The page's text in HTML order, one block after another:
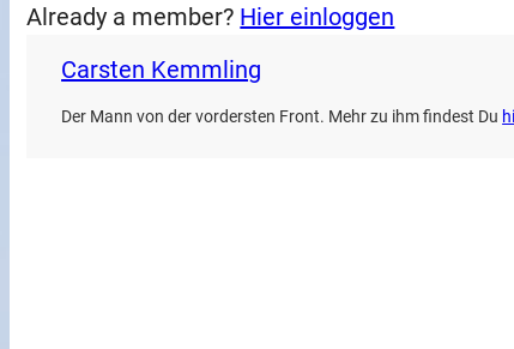
Already a member? Hier einloggen
Carsten Kemmling
Der Mann von der vordersten Front. Mehr zu ihm findest Du